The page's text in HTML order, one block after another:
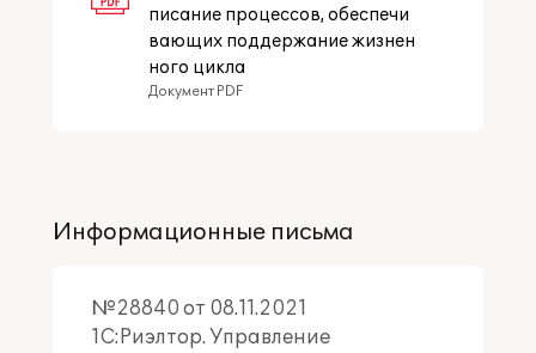
писание процессов, обеспечи
вающих поддержание жизнен
ного цикла
Документ PDF
Информационные письма
№28840 от 08.11.2021
1C:Риэлтор. Управление